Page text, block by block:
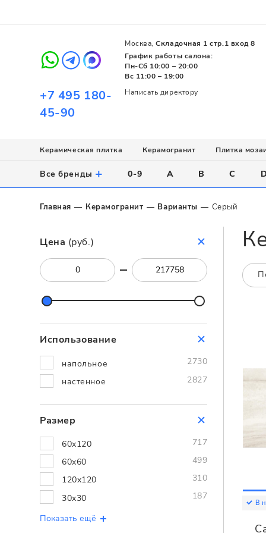
+7 495 180-
45-90
Написать директору
Москва,Складочная 1 стр.1 вход 8
График работы салона:
Пн-Сб 10:00 – 20:00
Вс 11:00 – 19:00
Керамическая плитка
Использование
Напольное
Настенное
Назначение
Для ванной
Для кухни
Все
Стиль
Современный
Пэчворк
Посмотреть всю керамическую плитку
Керамогранит
Назначение
Для ванной
Напольное
Поверхность
Матовая
Полированная
Плитка
Назначение
Для ванной
Для бассейна
Цвет
Белый
Серый
Посмотреть всю мозаику
Все бренды + 0-9 A B C D
Главная Керамогранит Варианты Серый
Цена (руб.)
Использование
напольное
2730
настенное
2827
Размер
60x120
717
60x60
499
120x120
310
30x30
187
Показать ещё
В